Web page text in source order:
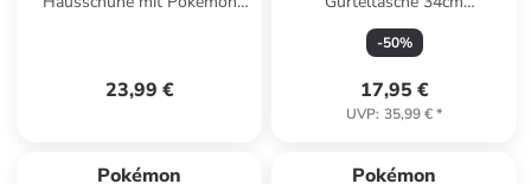
23,99 €
Bauchtasche mit
Reißverschluss
-50%
17,95 €
UVP: 35,99 €*
Pokémon Pokémon